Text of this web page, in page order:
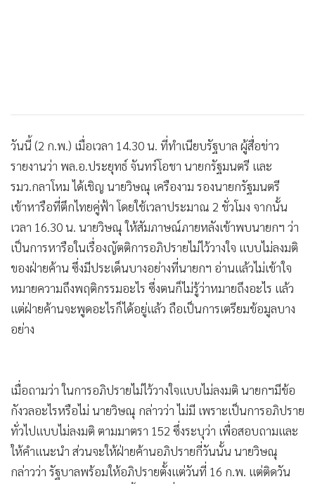
วันนี้ (2 ก.พ.) เมื่อเวลา 14.30 น. ที่ทำเนียบรัฐบาล ผู้สื่อข่าว
รายงานว่า พล.อ.ประยุทธ์ จันทร์โอชา นายกรัฐมนตรี และ
รมว.กลาโหม ได้เชิญ นายวิษณุ เครืองาม รองนายกรัฐมนตรี
เข้าหารือที่ตึกไทยคู่ฟ้า โดยใช้เวลาประมาณ 2 ชั่วโมง จากนั้น
เวลา 16.30 น. นายวิษณุ ให้สัมภาษณ์ภายหลังเข้าพบนายกฯ ว่า
เป็นการหารือในเรื่องญัตติการอภิปรายไม่ไว้วางใจ แบบไม่ลงมติ
ของฝ่ายค้าน ซึ่งมีประเด็นบางอย่างที่นายกฯ อ่านแล้วไม่เข้าใจ
หมายความถึงพฤติกรรมอะไร ซึ่งตนก็ไม่รู้ว่าหมายถึงอะไร แล้ว
แต่ฝ่ายค้านจะพูดอะไรก็ได้อยู่แล้ว ถือเป็นการเตรียมข้อมูลบาง
อย่าง
เมื่อถามว่า ในการอภิปรายไม่ไว้วางใจแบบไม่ลงมติ นายกฯมีข้อ
กังวลอะไรหรือไม่ นายวิษณุ กล่าวว่า ไม่มี เพราะเป็นการอภิปราย
ทั่วไปแบบไม่ลงมติ ตามมาตรา 152 ซึ่งระบุว่า เพื่อสอบถามและ
ให้คำแนะนำ ส่วนจะให้ฝ่ายค้านอภิปรายกี่วันนั้น นายวิษณุ
กล่าวว่า รัฐบาลพร้อมให้อภิปรายตั้งแต่วันที่ 16 ก.พ. แต่ติดวัน